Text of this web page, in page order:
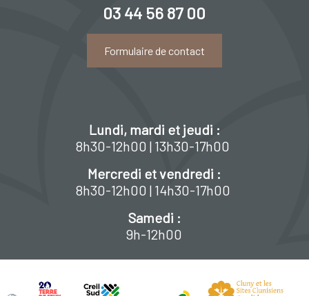
03 44 56 87 00
Formulaire de contact
Lundi, mardi et jeudi :
8h30-12h00 | 13h30-17h00
Mercredi et vendredi :
8h30-12h00 | 14h30-17h00
Samedi :
9h-12h00